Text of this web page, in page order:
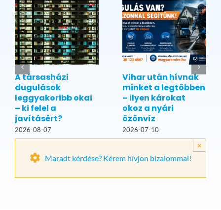
A társasházi
dugulások
leggyakoribb okai
– ki felel a
javításért?
2026-08-07
Vihar után hívnak
minket a legtöbben
– ilyen károkat
okoz a nyári
özönvíz
2026-07-10
Maradt kérdése? Kérem hívjon bizalommal!
×